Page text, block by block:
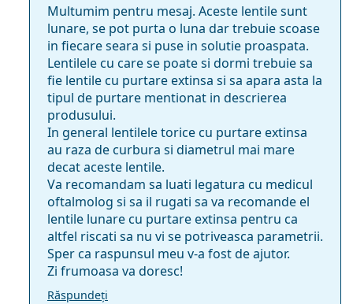
Producător:
Menicon
în cutie:
6
Greutate:
32 g
Altele
Categorie:
Lentile lunare
Lentile torice
Lentile din silicon-hidrogel
Lentile de contact
Multumim pentru mesaj. Aceste lentile sunt
lunare, se pot purta o luna dar trebuie scoase
in fiecare seara si puse in solutie proaspata.
Lentilele cu care se poate si dormi trebuie sa
fie lentile cu purtare extinsa si sa apara asta la
tipul de purtare mentionat in descrierea
produsului.
In general lentilele torice cu purtare extinsa
au raza de curbura si diametrul mai mare
decat aceste lentile.
Va recomandam sa luati legatura cu medicul
oftalmolog si sa il rugati sa va recomande el
lentile lunare cu purtare extinsa pentru ca
altfel riscati sa nu vi se potriveasca parametrii.
Sper ca raspunsul meu v-a fost de ajutor.
Zi frumoasa va doresc!
Răspundeți